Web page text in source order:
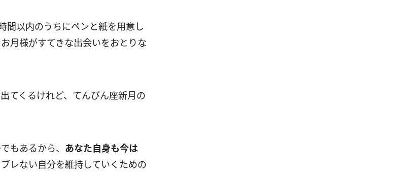
間以内のうちにペンと紙を用意し
月様がすてきな出会いをおとりな
てくるけれど、てんびん座新月の
もあるから、 あなた自身も今は
レない自分を維持していくための